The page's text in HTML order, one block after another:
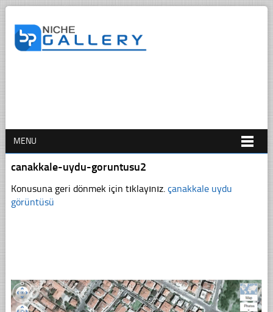
MENU
canakkale-uydu-goruntusu2
Konusuna geri dönmek için tıklayınız. çanakkale uydu
görüntüsü